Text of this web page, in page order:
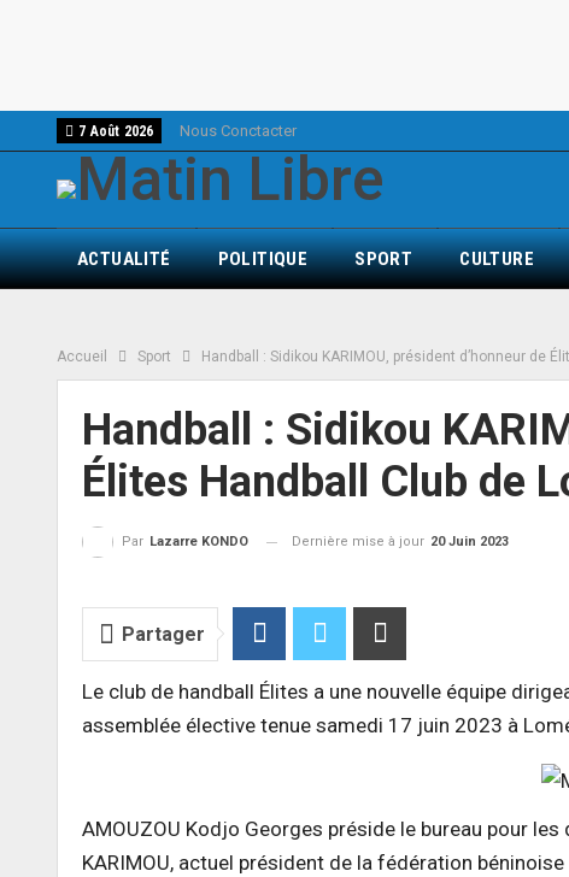
7 Août 2026 Nous Conctacter
ACTUALITÉ POLITIQUE SPORT CULTURE
Accueil Sport Handball : Sidikou KARIMOU, président d’honneur de
Handball : Sidikou
Élites Handball Club de
Par Lazarre KONDO Dernière mise à jour 20 Juin 2023
Partager
Le club de handball Élites a une nouvelle équipe
assemblée élective tenue samedi 17 juin 2023 à
AMOUZOU Kodjo Georges préside le bureau pour
KARIMOU, actuel président de la fédération